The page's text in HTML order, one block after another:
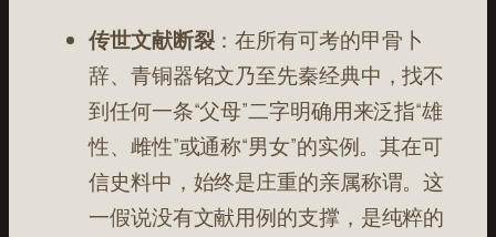
传世文献断裂：在所有可考的甲骨卜
辞、青铜器铭文乃至先秦经典中，找不
到任何一条“父母”二字明确用来泛指“雄
性、雌性”或通称“男女”的实例。其在可
信史料中，始终是庄重的亲属称谓。这
一假说没有文献用例的支撑，是纯粹的